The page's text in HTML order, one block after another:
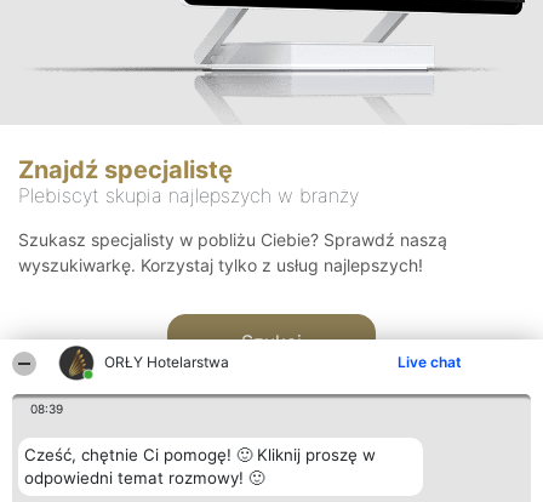
ORŁY Hotelarstwa Live chat
08:39
Cześć, chętnie Ci pomogę! 🙂 Kliknij proszę w
odpowiedni temat rozmowy! 🙂
Znajdź specjalistę
Plebiscyt skupia najlepszych w branży
Szukasz specjalisty w pobliżu Ciebie? Sprawdź naszą
wyszukiwarkę. Korzystaj tylko z usług najlepszych!
Szukaj